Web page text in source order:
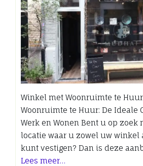
Winkel met Woonruimte te
Woonruimte te Huur: De Ideale
Werk en Wonen Bent u op zoek
locatie waar u zowel uw winkel
kunt vestigen? Dan is deze
Lees meer…